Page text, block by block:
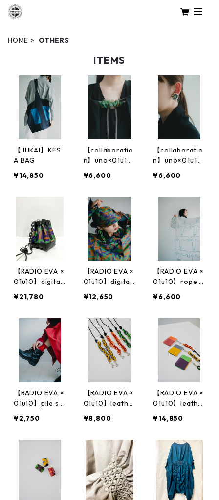
HOME OTHERS
ITEMS
【JUKAI】KES
A BAG
¥14,850
【collaboratio
n】uno×01u10
¥6,600
【collaboratio
n】uno×01u10
¥6,600
【RADIO EVA ×
01u10】digital
cquard 巾着
¥21,780
【RADIO EVA ×
01u10】digital
cquard pilot ca
¥12,650
【RADIO EVA ×
01u10】rope ja
¥6,600
【RADIO EVA ×
01u10】pile so
¥2,750
【RADIO EVA ×
01u10】leathe
¥8,800
【RADIO EVA ×
01u10】leathe
¥14,850